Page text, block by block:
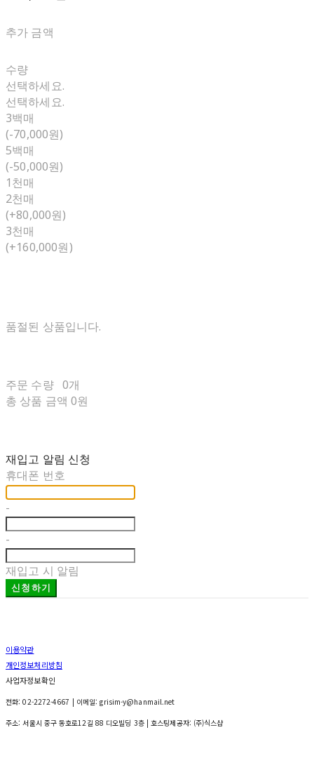
추가 금액
수량
선택하세요.
선택하세요.
3백매
(-70,000원)
5백매
(-50,000원)
1천매
2천매
(+80,000원)
3천매
(+160,000원)
품절된 상품입니다.
주문 수량 0개
총 상품 금액 0원
재입고 알림 신청
휴대폰 번호
-
-
재입고 시 알림
신청하기
이용약관
개인정보처리방침
사업자정보확인
전화: 02-2272-4667 | 이메일: grisim-y@hanmail.net
주소: 서울시 중구 동호로12길 88 디오빌딩 3층| 호스팅제공자: (주)식스샵